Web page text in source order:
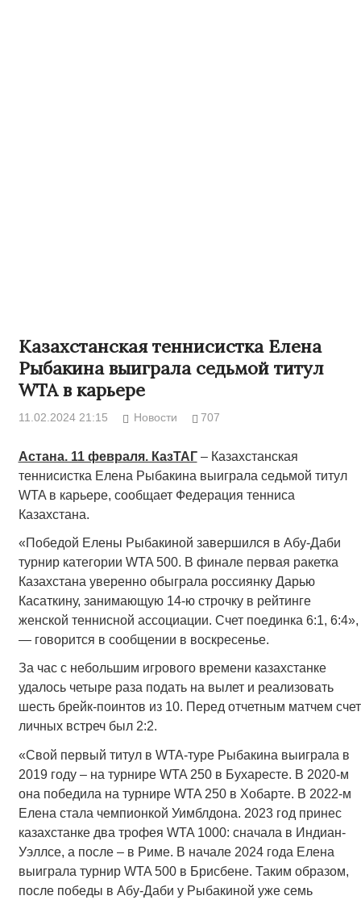
Казахстанская теннисистка Елена
Рыбакина выиграла седьмой титул
WTA в карьере
11.02.2024 21:15 Новости 707
Астана. 11 февраля. КазТАГ– Казахстанская
теннисистка Елена Рыбакина выиграла седьмой титул
WTA в карьере, сообщает Федерация тенниса
Казахстана.
«Победой Елены Рыбакиной завершился в Абу-Даби
турнир категории WTA 500. В финале первая ракетка
Казахстана уверенно обыграла россиянку Дарью
Касаткину, занимающую 14-ю строчку в рейтинге
женской теннисной ассоциации. Счет поединка 6:1, 6:4»,
— говорится в сообщении в воскресенье.
За час с небольшим игрового времени казахстанке
удалось четыре раза подать на вылет и реализовать
шесть брейк-поинтов из 10. Перед отчетным матчем счет
личных встреч был 2:2.
«Свой первый титул в WTA-туре Рыбакина выиграла в
2019 году – на турнире WTA 250 в Бухаресте. В 2020-м
она победила на турнире WTA 250 в Хобарте. В 2022-м
Елена стала чемпионкой Уимблдона. 2023 год принес
казахстанке два трофея WTA 1000: сначала в Индиан-
Уэллсе, а после – в Риме. В начале 2024 года Елена
выиграла турнир WTA 500 в Брисбене. Таким образом,
после победы в Абу-Даби у Рыбакиной уже семь